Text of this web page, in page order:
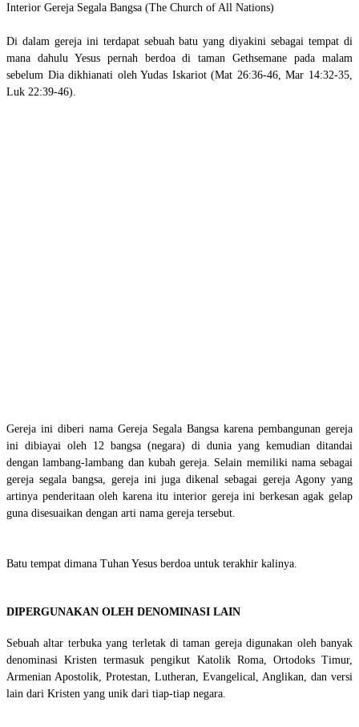
Interior Gereja Segala Bangsa (The Church of All Nations)
Di dalam gereja ini terdapat sebuah batu yang diyakini sebagai tempat di
mana dahulu Yesus pernah berdoa di taman Gethsemane pada malam
sebelum Dia dikhianati oleh Yudas Iskariot (Mat 26:36-46, Mar 14:32-35,
Luk 22:39-46).
Gereja ini diberi nama Gereja Segala Bangsa karena pembangunan gereja
ini dibiayai oleh 12 bangsa (negara) di dunia yang kemudian ditandai
dengan lambang-lambang dan kubah gereja. Selain memiliki nama sebagai
gereja segala bangsa, gereja ini juga dikenal sebagai gereja Agony yang
artinya penderitaan oleh karena itu interior gereja ini berkesan agak gelap
guna disesuaikan dengan arti nama gereja tersebut.
Batu tempat dimana Tuhan Yesus berdoa untuk terakhir kalinya.
DIPERGUNAKAN OLEH DENOMINASI LAIN
Sebuah altar terbuka yang terletak di taman gereja digunakan oleh banyak
denominasi Kristen termasuk pengikut Katolik Roma, Ortodoks Timur,
Armenian Apostolik, Protestan, Lutheran, Evangelical, Anglikan, dan versi
lain dari Kristen yang unik dari tiap-tiap negara.